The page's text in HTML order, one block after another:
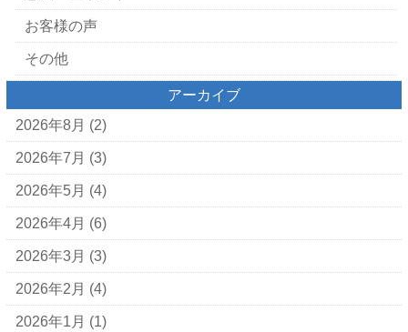
お客様の声
その他
アーカイブ
2026年8月 (2)
2026年7月 (3)
2026年5月 (4)
2026年4月 (6)
2026年3月 (3)
2026年2月 (4)
2026年1月 (1)